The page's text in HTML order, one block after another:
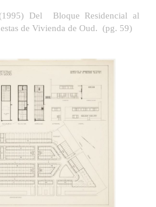
Del Bloque Residencial al
de Vivienda de Oud. (pg. 59)